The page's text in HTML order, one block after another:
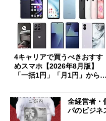
4キャリアで買うべきおすす
めスマホ【2026年8月版】
「一括1円」「月1円」からお
全経営者・
パのビジネ